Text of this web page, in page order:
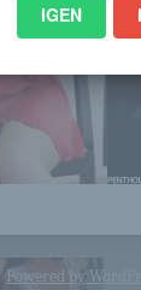
Powered by
IGEN